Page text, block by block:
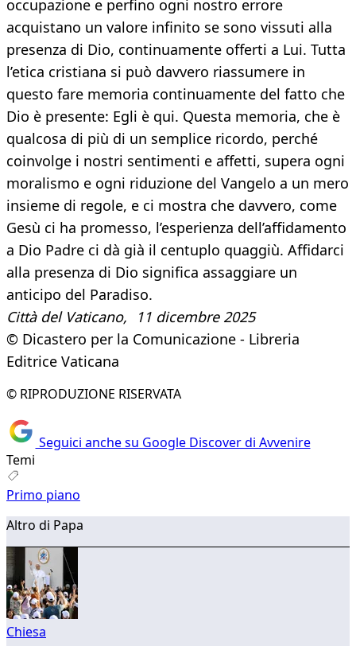
occupazione e perfino ogni nostro errore
acquistano un valore infinito se sono vissuti alla
presenza di Dio, continuamente offerti a Lui. Tutta
l’etica cristiana si può davvero riassumere in
questo fare memoria continuamente del fatto che
Dio è presente: Egli è qui. Questa memoria, che è
qualcosa di più di un semplice ricordo, perché
coinvolge i nostri sentimenti e affetti, supera ogni
moralismo e ogni riduzione del Vangelo a un mero
insieme di regole, e ci mostra che davvero, come
Gesù ci ha promesso, l’esperienza dell’affidamento
a Dio Padre ci dà già il centuplo quaggiù. Affidarci
alla presenza di Dio significa assaggiare un
anticipo del Paradiso.
Città del Vaticano, 11 dicembre 2025
© Dicastero per la Comunicazione - Libreria
Editrice Vaticana
© RIPRODUZIONE RISERVATA
Seguici anche su Google Discover di Avvenire
Temi
Primo piano
Altro di Papa
Chiesa